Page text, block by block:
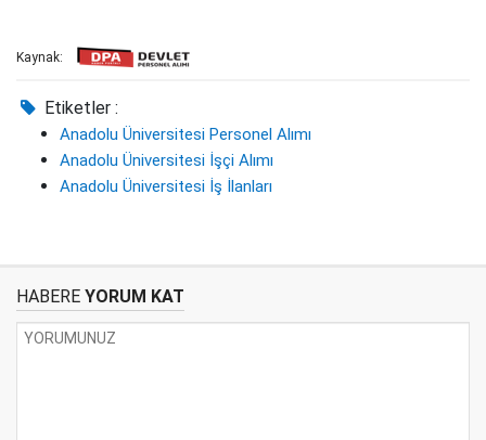
Kaynak:
Etiketler :
Anadolu Üniversitesi Personel Alımı
Anadolu Üniversitesi İşçi Alımı
Anadolu Üniversitesi İş İlanları
HABERE YORUM KAT